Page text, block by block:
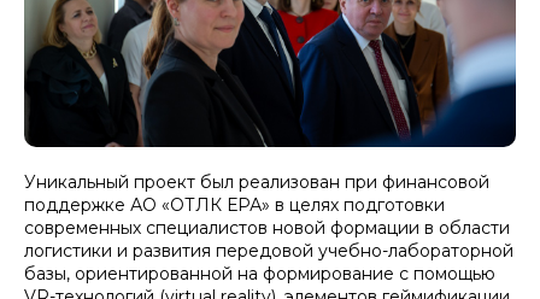
Уникальный проект был реализован при финансовой
поддержке АО «ОТЛК ЕРА» в целях подготовки
современных специалистов новой формации в области
логистики и развития передовой учебно-лабораторной
базы, ориентированной на формирование с помощью